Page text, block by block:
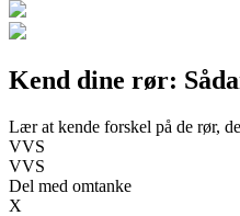
Kend dine rør:
Lær at kende forskel på de rør,
VVS
VVS
Del med omtanke
X